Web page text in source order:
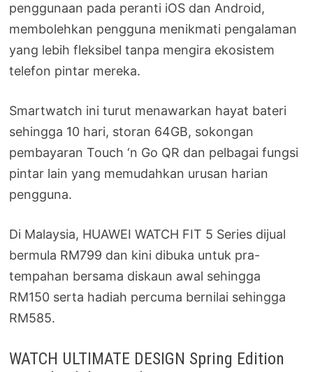
penggunaan pada peranti iOS dan Android,
membolehkan pengguna menikmati pengalaman
yang lebih fleksibel tanpa mengira ekosistem
telefon pintar mereka.
Smartwatch ini turut menawarkan hayat bateri
sehingga 10 hari, storan 64GB, sokongan
pembayaran Touch ‘n Go QR dan pelbagai fungsi
pintar lain yang memudahkan urusan harian
pengguna.
Di Malaysia, HUAWEI WATCH FIT 5 Series dijual
bermula RM799 dan kini dibuka untuk pra-
tempahan bersama diskaun awal sehingga
RM150 serta hadiah percuma bernilai sehingga
RM585.
WATCH ULTIMATE DESIGN Spring Edition